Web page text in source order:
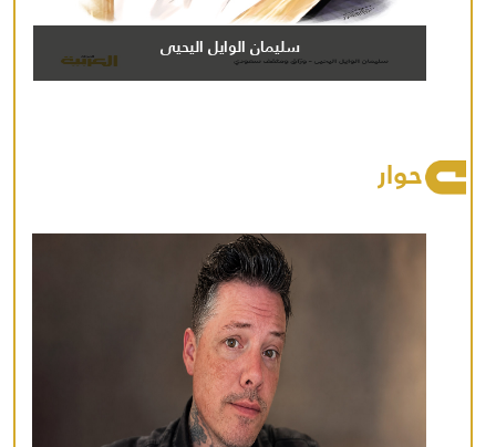
سليمان الوايل اليحيى
حوار